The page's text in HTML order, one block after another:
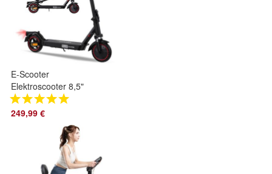
E-Scooter
Elektroscooter 8,5"
mit Stoßdämpfer
20km/h,
400WReichweite
30KM mit ABE
249,99 €